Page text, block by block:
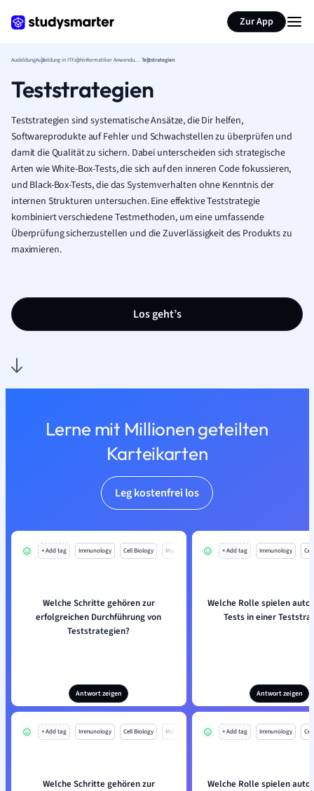
Zur App
AusbildungAusbildung in IT Fachinformatiker Anwendungsentwicklung Teststrategien
Teststrategien
Teststrategien sind systematische Ansätze, die Dir helfen,
Softwareprodukte auf Fehler und Schwachstellen zu überprüfen und
damit die Qualität zu sichern. Dabei unterscheiden sich strategische
Arten wie White-Box-Tests, die sich auf den inneren Code fokussieren,
und Black-Box-Tests, die das Systemverhalten ohne Kenntnis der
internen Strukturen untersuchen. Eine effektive Teststrategie
kombiniert verschiedene Testmethoden, um eine umfassende
Überprüfung sicherzustellen und die Zuverlässigkeit des Produkts zu
maximieren.
Los geht’s
Lerne mit Millionen geteilten
Karteikarten
Leg kostenfrei los
+ Add tag Immunology Cell Biology Mo
Welche Schritte gehören zur
erfolgreichen Durchführung von
Teststrategien?
Antwort zeigen
+ Add tag Immunology
Welche Rolle spielen
Tests in einer
Antwort zeigen
+ Add tag Immunology Cell Biology Mo
Welche Schritte gehören zur
+ Add tag Immunology
Welche Rolle spielen